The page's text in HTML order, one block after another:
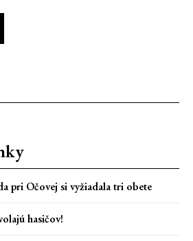
pri Očovej si vyžiadala tri obete
hasičov!